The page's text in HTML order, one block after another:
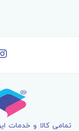
تمامی کالا و خدمات